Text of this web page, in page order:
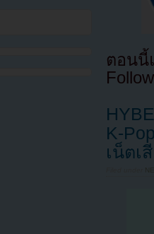
ตอนนี้
K-
เน็ตเ